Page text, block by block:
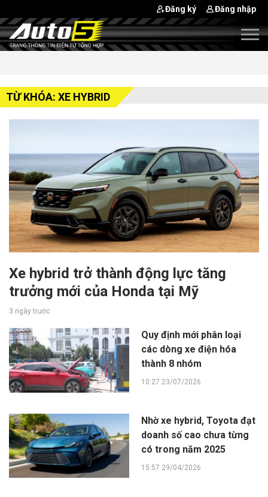
Đăng ký Đăng nhập
TỪ KHÓA: XE HYBRID
Xe hybrid trở thành động lực tăng
trưởng mới của Honda tại Mỹ
3 ngày trước
Quy định mới phân loại
các dòng xe điện hóa
thành 8 nhóm
10:27 23/07/2026
Nhờ xe hybrid, Toyota đạt
doanh số cao chưa từng
có trong năm 2025
15:57 29/04/2026